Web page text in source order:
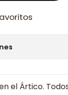
el Ártico.